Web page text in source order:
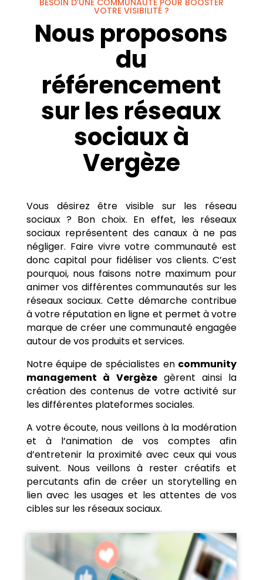
VOTRE VISIBILITÉ ?
Nous proposons
du
référencement
sur les réseaux
sociaux à
Vergèze
Vous désirez être visible sur les réseau
sociaux ? Bon choix. En effet, les réseaux
sociaux représentent des canaux à ne pas
négliger. Faire vivre votre communauté est
donc capital pour fidéliser vos clients. C’est
pourquoi, nous faisons notre maximum pour
animer vos différentes communautés sur les
réseaux sociaux. Cette démarche contribue
à votre réputation en ligne et permet à votre
marque de créer une communauté engagée
autour de vos produits et services.
Notre équipe de spécialistes en community
management à Vergèzegèrent ainsi la
création des contenus de votre activité sur
les différentes plateformes sociales.
A votre écoute, nous veillons à la modération
et à l’animation de vos comptes afin
d’entretenir la proximité avec ceux qui vous
suivent. Nous veillons à rester créatifs et
percutants afin de créer un storytelling en
lien avec les usages et les attentes de vos
cibles sur les réseaux sociaux.